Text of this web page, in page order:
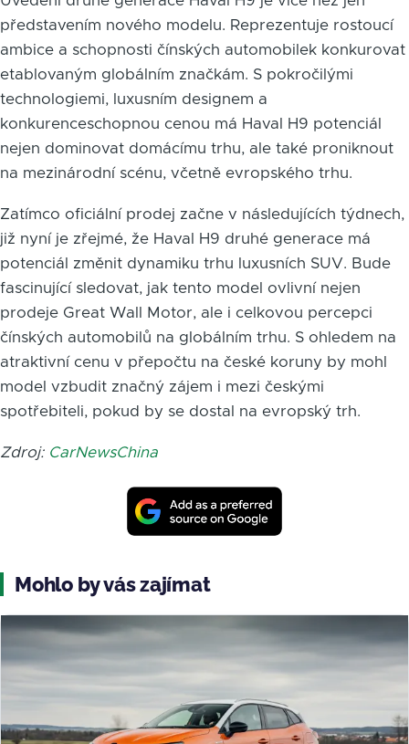
představením nového modelu. Reprezentuje rostoucí
ambice a schopnosti čínských automobilek konkurovat
etablovaným globálním značkám. S pokročilými
technologiemi, luxusním designem a
konkurenceschopnou cenou má Haval H9 potenciál
nejen dominovat domácímu trhu, ale také proniknout
na mezinárodní scénu, včetně evropského trhu.
Zatímco oficiální prodej začne v následujících týdnech,
již nyní je zřejmé, že Haval H9 druhé generace má
potenciál změnit dynamiku trhu luxusních SUV. Bude
fascinující sledovat, jak tento model ovlivní nejen
prodeje Great Wall Motor, ale i celkovou percepci
čínských automobilů na globálním trhu. S ohledem na
atraktivní cenu v přepočtu na české koruny by mohl
model vzbudit značný zájem i mezi českými
spotřebiteli, pokud by se dostal na evropský trh.
Zdroj: CarNewsChina
Mohlo by vás zajímat